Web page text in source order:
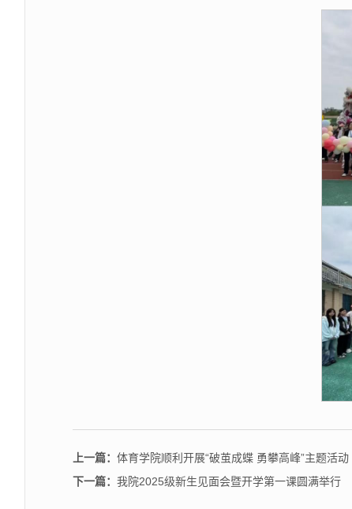
上一篇： 体育学院顺利开展“破茧成蝶 勇攀高峰”主题活动
下一篇： 我院2025级新生见面会暨开学第一课圆满举行